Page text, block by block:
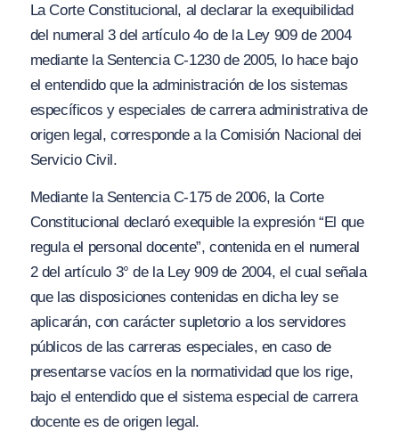
La Corte Constitucional, al declarar la exequibilidad
del numeral 3 del artículo 4o de la Ley 909 de 2004
mediante la Sentencia C-1230 de 2005, lo hace bajo
el entendido que la administración de los sistemas
específicos y especiales de carrera administrativa de
origen legal, corresponde a la Comisión Nacional dei
Servicio Civil.
Mediante la Sentencia C-175 de 2006, la Corte
Constitucional declaró exequible la expresión “El que
regula el personal docente”, contenida en el numeral
2 del artículo 3° de la Ley 909 de 2004, el cual señala
que las disposiciones contenidas en dicha ley se
aplicarán, con carácter supletorio a los servidores
públicos de las carreras especiales, en caso de
presentarse vacíos en la normatividad que los rige,
bajo el entendido que el sistema especial de carrera
docente es de origen legal.